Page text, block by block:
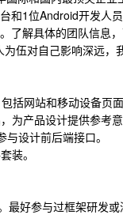
和1位Android开发人
了解具体的团队信息
伍对自己影响深远，
括网站和移动设备页面
为产品设计提供参考意
设计前后端接口。
装。
好参与过框架研发或